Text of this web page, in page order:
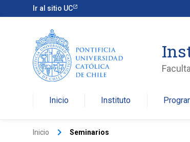
Ir al sitio UC
Inicio Instituto
Inicio keyboard_arrow_right Seminarios